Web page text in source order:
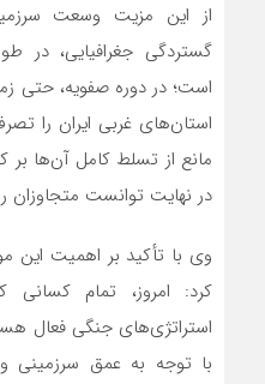
از این مزیت وسعت
گستردگی جغرافیایی، در
است؛ در دوره صفویه، حتی
استان‌های غربی ایران را
مانع از تسلط کامل آن‌ها
در نهایت توانست متجاوزان
وی با تأکید بر اهمیت این
کرد: امروز، تمام
استراتژی‌های جنگی فعال
با توجه به عمق سرزمینی